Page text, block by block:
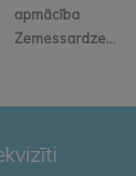
apmācība
Zemessardze...